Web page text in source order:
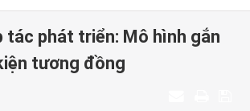
tác phát triển: Mô hình gắn
tương đồng